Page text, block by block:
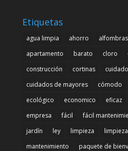
Etiquetas
agua limpia ahorro alfombras
apartamento
barato cloro
construcción
cortinas
cuidados de mayores
cómodo
ecológico
economico eficaz
empresa
fácil fácil
jardín
ley limpieza
mantenimiento
paquete de